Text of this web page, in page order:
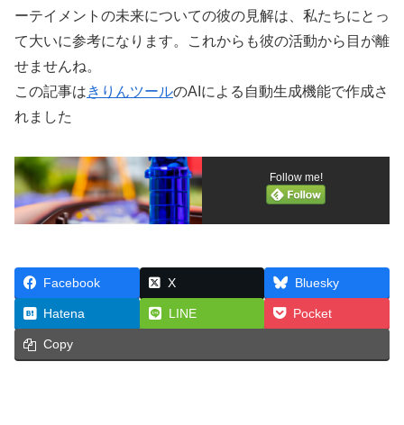
ーテイメントの未来についての彼の見解は、私たちにとっ
て大いに参考になります。これからも彼の活動から目が離
せませんね。
この記事はきりんツールのAIによる自動生成機能で作成さ
れました
Follow me!
Facebook X Bluesky
Hatena LINE Pocket
Copy